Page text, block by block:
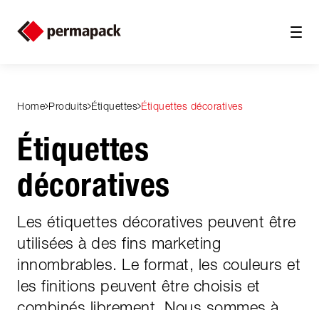
Home Produits Étiquettes Étiquettes décoratives
Étiquettes
décoratives
Les étiquettes décoratives peuvent être
utilisées à des fins marketing
innombrables. Le format, les couleurs et
les finitions peuvent être choisis et